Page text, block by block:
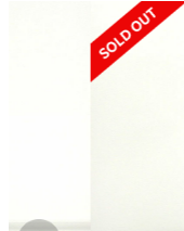
SOLD OUT